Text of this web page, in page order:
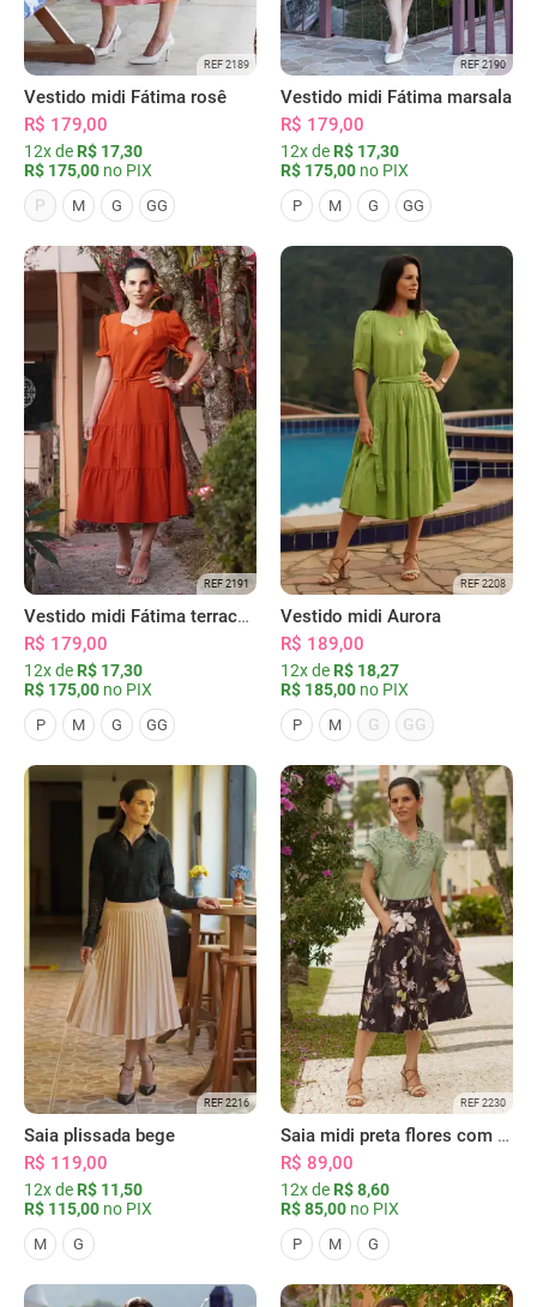
REF 2189
Vestido midi Fátima rosê
R$ 179,00
12x de R$ 17,30
R$ 175,00 no PIX
P
M G GG
REF 2190
Vestido midi Fátima marsala
R$ 179,00
12x de R$ 17,30
R$ 175,00 no PIX
P M G GG
REF 2191
Vestido midi Fátima terracota
R$ 179,00
12x de R$ 17,30
R$ 175,00 no PIX
P M G GG
REF 2208
Vestido midi Aurora
R$ 189,00
12x de R$ 18,27
R$ 185,00 no PIX
P M G GG
REF 2216
Saia plissada bege
R$ 119,00
12x de R$ 11,50
R$ 115,00 no PIX
M G
REF 2230
Saia midi preta flores com bolsos
R$ 89,00
12x de R$ 8,60
R$ 85,00 no PIX
P M G